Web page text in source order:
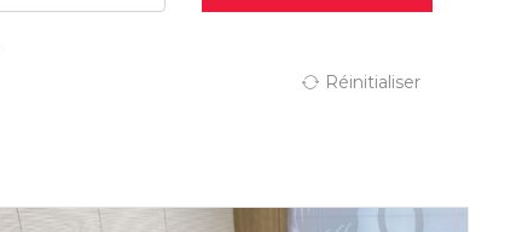
Réinitialiser